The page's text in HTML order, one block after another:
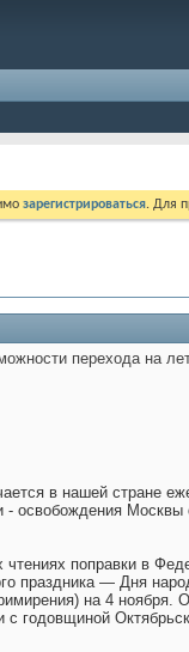
зарегистрироваться. Для
перехода на
в нашей стране
освобождения Москвы
поправки в
праздника — Дня
на 4
годовщиной